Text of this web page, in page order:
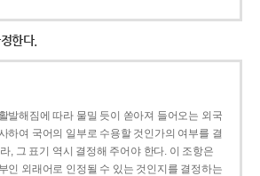
한다.
발해짐에 따라 물밀 듯이 쏟아져 들어오는 외국
하여 국어의 일부로 수용할 것인가의 여부를 결
, 그 표기 역시 결정해 주어야 한다. 이 조항은
인 외래어로 인정될 수 있는 것인지를 결정하는